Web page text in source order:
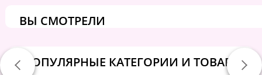
ВЫ СМОТРЕЛИ
ПОПУЛЯРНЫЕ КАТЕГОРИИ И ТОВАРЫ: